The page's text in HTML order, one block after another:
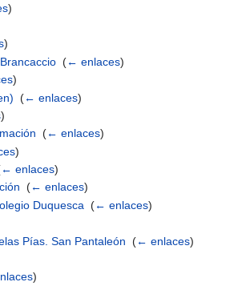
)
)
(← enlaces)
)
(← enlaces)
)
(← enlaces)
)
← enlaces)
(← enlaces)
Duquesca
(← enlaces)
Pías. San Pantaleón
(← enlaces)
)